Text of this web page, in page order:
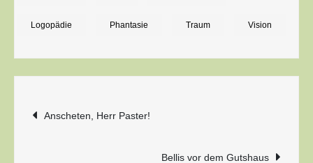
Logopädie Phantasie Traum Vision
Beitragsnavigation
Anscheten, Herr Paster!
Bellis vor dem Gutshaus